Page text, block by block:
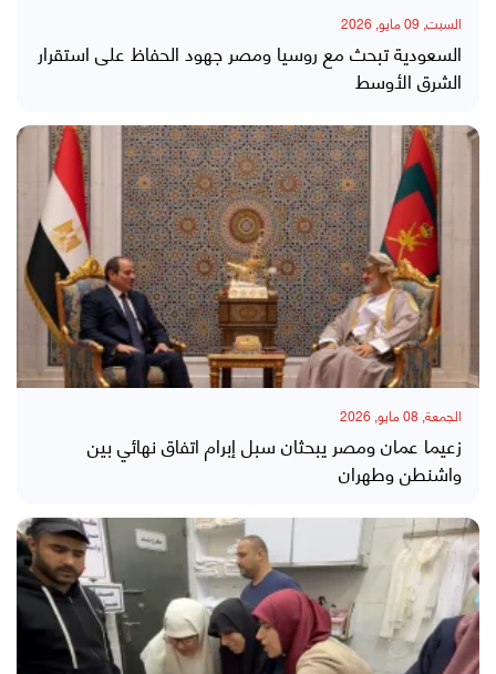
السبت, 09 مايو, 2026
السعودية تبحث مع روسيا ومصر جهود الحفاظ على استقرار
الشرق الأوسط
الجمعة, 08 مايو, 2026
زعيما عمان ومصر يبحثان سبل إبرام اتفاق نهائي بين
واشنطن وطهران